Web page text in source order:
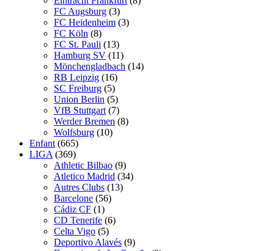
FC Augsburg (3)
FC Heidenheim (3)
FC Köln (8)
FC St. Pauli (13)
Hamburg SV (11)
Mönchengladbach (14)
RB Leipzig (16)
SC Freiburg (5)
Union Berlin (5)
VfB Stuttgart (7)
Werder Bremen (8)
Wolfsburg (10)
Enfant (665)
LIGA (369)
Athletic Bilbao (9)
Atletico Madrid (34)
Autres Clubs (13)
Barcelone (56)
Cádiz CF (1)
CD Tenerife (6)
Celta Vigo (5)
Deportivo Alavés (9)